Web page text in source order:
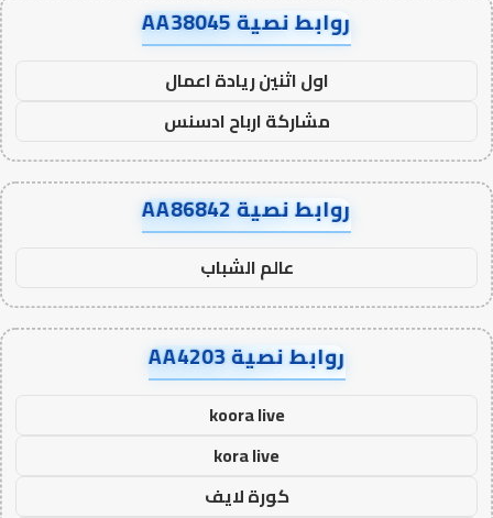
روابط نصية AA38045
اول اثنين ريادة اعمال
مشاركة ارباح ادسنس
روابط نصية AA86842
عالم الشباب
روابط نصية AA4203
koora live
kora live
كورة لايف